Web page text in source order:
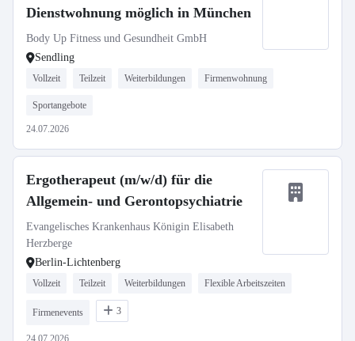
Dienstwohnung möglich in München
Body Up Fitness und Gesundheit GmbH
Sendling
Vollzeit Teilzeit Weiterbildungen Firmenwohnung
Sportangebote
24.07.2026
Ergotherapeut (m/w/d) für die
Allgemein- und Gerontopsychiatrie
Evangelisches Krankenhaus Königin Elisabeth
Herzberge
Berlin-Lichtenberg
Vollzeit Teilzeit Weiterbildungen Flexible Arbeitszeiten
Firmenevents 3
24.07.2026